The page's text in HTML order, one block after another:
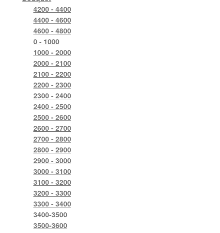
4200 - 4400
4400 - 4600
4600 - 4800
0 - 1000
1000 - 2000
2000 - 2100
2100 - 2200
2200 - 2300
2300 - 2400
2400 - 2500
2500 - 2600
2600 - 2700
2700 - 2800
2800 - 2900
2900 - 3000
3000 - 3100
3100 - 3200
3200 - 3300
3300 - 3400
3400-3500
3500-3600